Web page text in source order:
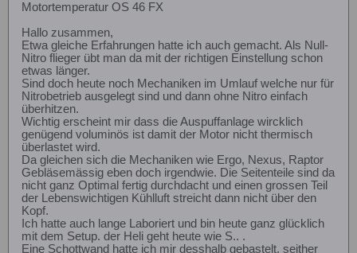
Motortemperatur OS 46 FX
Hallo zusammen,
Etwa gleiche Erfahrungen hatte ich auch gemacht. Als Null-
Nitro flieger übt man da mit der richtigen Einstellung schon
etwas länger.
Sind doch heute noch Mechaniken im Umlauf welche nur für
Nitrobetrieb ausgelegt sind und dann ohne Nitro einfach
überhitzen.
Wichtig erscheint mir dass die Auspuffanlage wircklich
genügend voluminös ist damit der Motor nicht thermisch
überlastet wird.
Da gleichen sich die Mechaniken wie Ergo, Nexus, Raptor
Gebläsemässig eben doch irgendwie. Die Seitenteile sind da
nicht ganz Optimal fertig durchdacht und einen grossen Teil
der Lebenswichtigen Kühlluft streicht dann nicht über den
Kopf.
Ich hatte auch lange Laboriert und bin heute ganz glücklich
mit dem Setup. der Heli geht heute wie S.. .
Eine Schottwand hatte ich mir desshalb gebastelt, seither